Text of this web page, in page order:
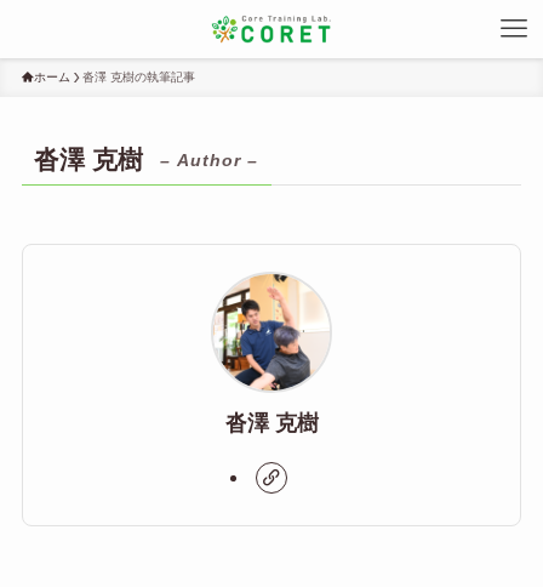
ホーム 沓澤 克樹の執筆記事
沓澤 克樹 – Author –
沓澤 克樹